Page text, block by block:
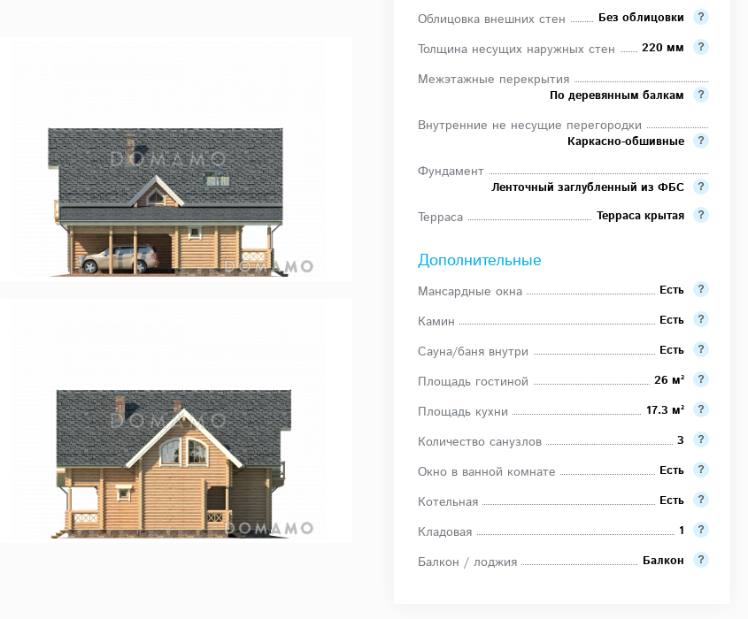
Облицовка внешних стен Без облицовки
Толщина несущих наружных стен 220 мм
Межэтажные перекрытия
По деревянным балкам
Внутренние не несущие перегородки
Каркасно-обшивные
Фундамент
Ленточный заглубленный из ФБС
Терраса Терраса крытая
Дополнительные
Мансардные окна Есть
Камин Есть
Сауна/баня внутри Есть
Площадь гостиной 26 м²
Площадь кухни 17.3 м²
Количество санузлов 3
Окно в ванной комнате Есть
Котельная Есть
Кладовая 1
Балкон / лоджия Балкон